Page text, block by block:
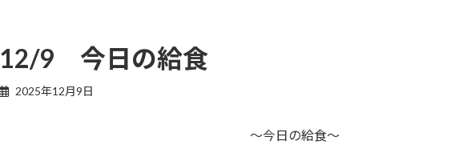
12/9 今日の給食
2025年12月9日
～今日の給食～